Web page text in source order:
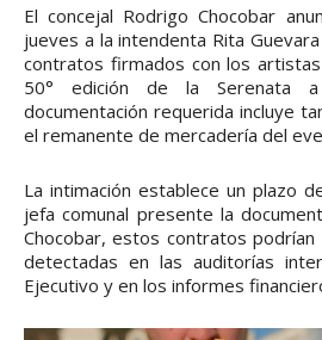
El concejal Rodrigo Chocobar
jueves a la intendenta Rita
contratos firmados con los
50° edición de la Serenata
documentación requerida incluye
el remanente de mercadería del
La intimación establece un plazo
jefa comunal presente la
Chocobar, estos contratos
detectadas en las auditorías
Ejecutivo y en los informes